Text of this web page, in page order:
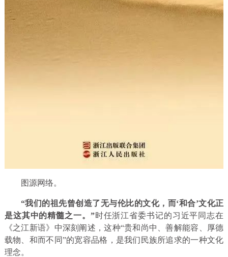
图源网络。
“我们的祖先曾创造了无与伦比的文化，而‘和合’文化正
是这其中的精髓之一。”时任浙江省委书记的习近平同志在
《之江新语》中深刻阐述，这种“贵和尚中、善解能容、厚德
载物、和而不同”的宽容品格，是我们民族所追求的一种文化
理念。